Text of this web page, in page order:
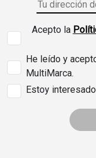
Acepto la
He leído y
MultiMarca.
Estoy